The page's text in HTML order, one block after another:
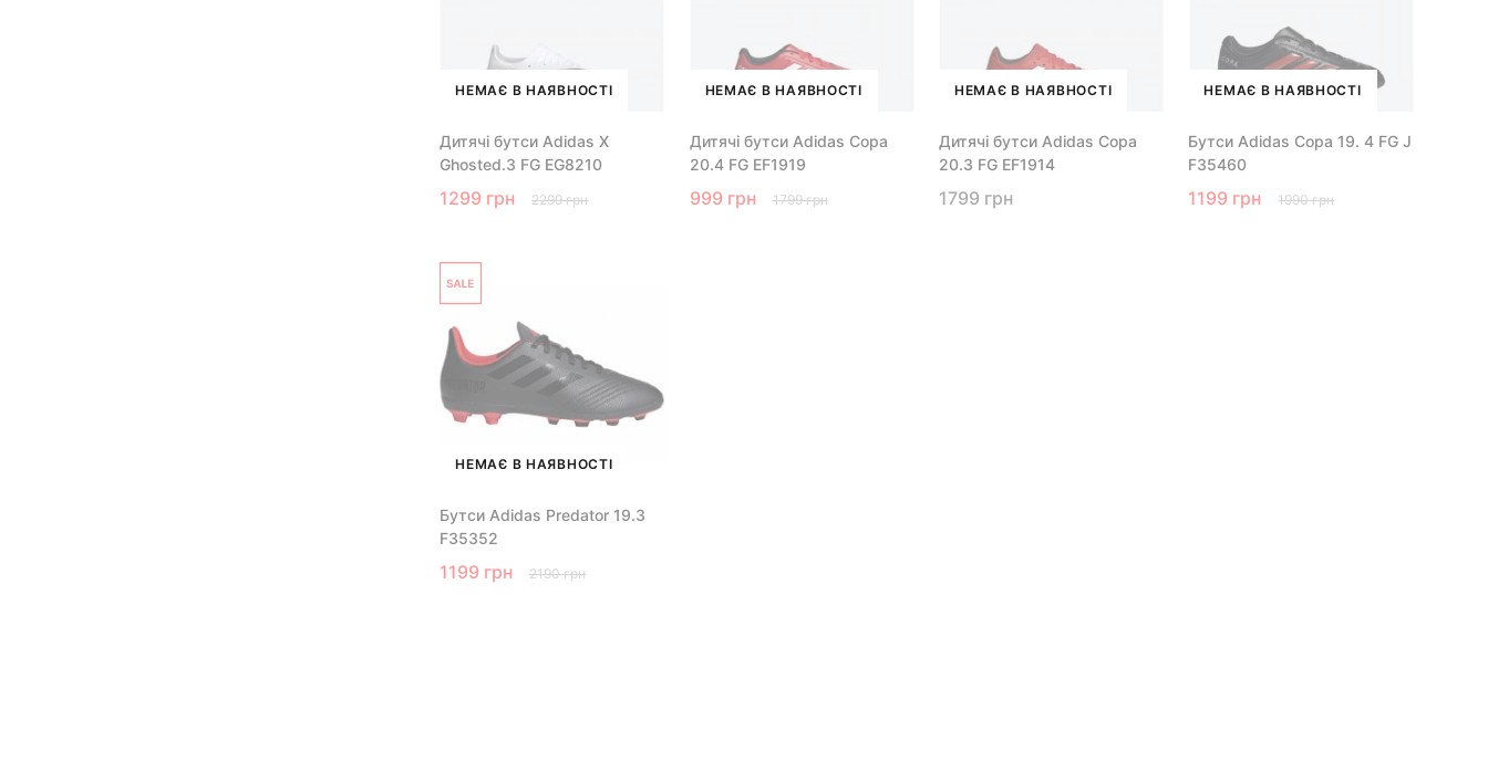
НЕМАЄ В НАЯВНОСТІ
Дитячі бутси Adidas X
Ghosted.3 FG EG8210
1299 грн 2299 грн
НЕМАЄ В НАЯВНОСТІ
Дитячі бутси Adidas Copa
20.4 FG EF1919
999 грн 1799 грн
НЕМАЄ В НАЯВНОСТІ
Дитячі бутси Adidas Copa
20.3 FG EF1914
1799 грн
НЕМАЄ В НАЯВНОСТІ
Бутси Adidas Copa 19. 4 FG J
F35460
1199 грн 1990 грн
НЕМАЄ В НАЯВНОСТІ
Бутси Adidas Predator 19.3
F35352
1199 грн 2190 грн